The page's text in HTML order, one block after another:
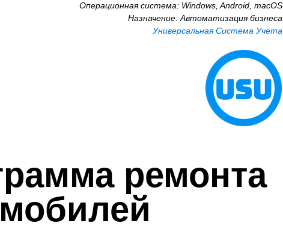
Операционная система: Windows, Android, macOS
Назначение: Автоматизация бизнеса
Универсальная Система Учета
ремонта